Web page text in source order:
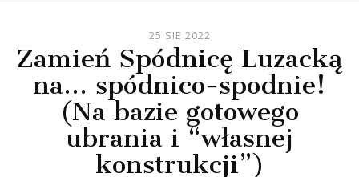
25 SIE 2022
Zamień Spódnicę Luzacką
na… spódnico-spodnie!
(Na bazie gotowego
ubrania i “własnej
konstrukcji”)